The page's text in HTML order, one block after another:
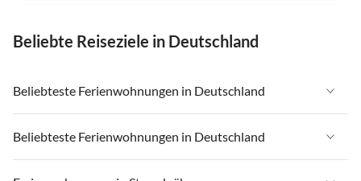
Beliebte Reiseziele in Deutschland
Beliebteste Ferienwohnungen in Deutschland
Ferienwohnungen in Deutschland
Ferienwohnungen in Ostsee
Beliebteste Ferienwohnungen in Deutschland